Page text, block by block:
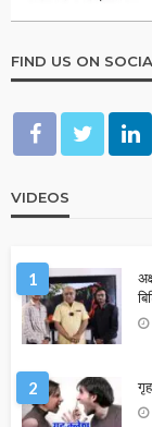
FIND US ON
VIDEOS
1
2